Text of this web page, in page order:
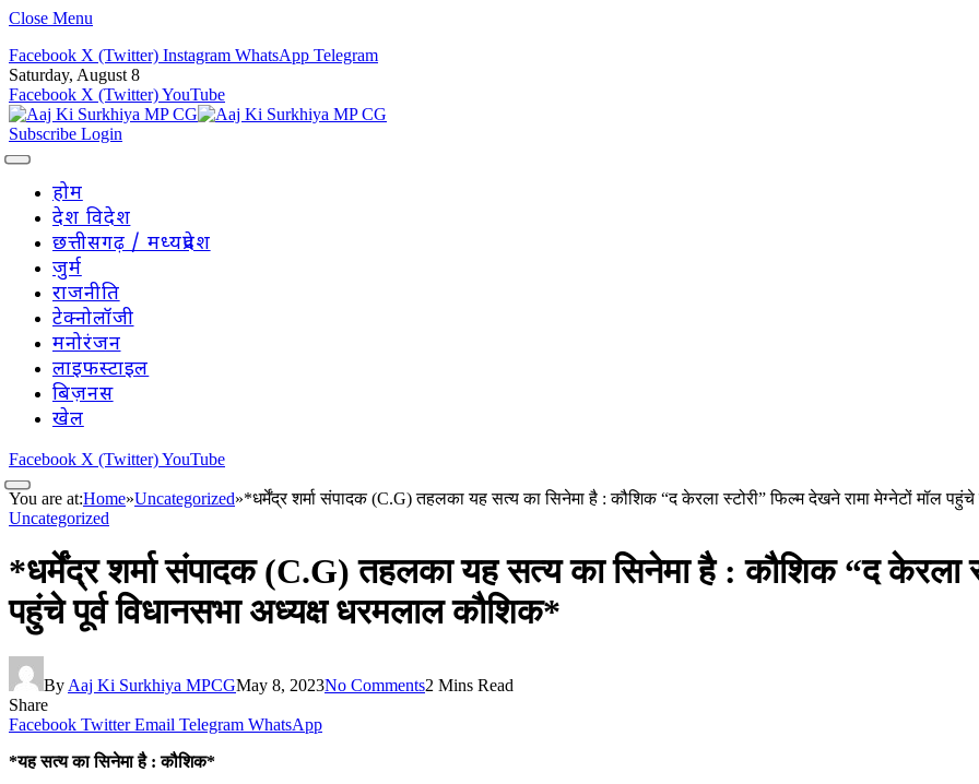
Close Menu
Facebook X (Twitter) Instagram WhatsApp Telegram
Saturday, August 8
Facebook X (Twitter)YouTube
Subscribe Login
होम
देश विदेश
छत्तीसगढ़ / मध्यप्रदेश
जुर्म
राजनीति
टेक्नोलॉजी
मनोरंजन
लाइफस्टाइल
बिज़नस
खेल
Facebook X (Twitter)YouTube
You are at:Home»Uncategorized»*धर्मेंद्र शर्मा संपादक (C.G) तहलका यह सत्य का सिनेमा है : कौशिक “द केरला स्टोरी” फिल्म देखने रामा मेग्नेटों मॉल
Uncategorized
*धर्मेंद्र शर्मा संपादक (C.G) तहलका यह सत्य का सिनेमा है : कौशिक “द केरला
पहुंचे पूर्व विधानसभा अध्यक्ष धरमलाल कौशिक*
By Aaj Ki Surkhiya MPCGMay 8, 2023No Comments2 Mins Read
Share
Facebook Twitter Email Telegram WhatsApp
*यह सत्य का सिनेमा है : कौशिक*